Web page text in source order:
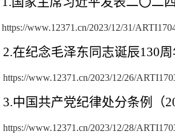
https://www.12371.cn/2023/12/31/
2.在纪念毛泽东同志诞辰130
https://www.12371.cn/2023/12/26/
3.中国共产党纪律处分条例（
https://www.12371.cn/2023/12/28/